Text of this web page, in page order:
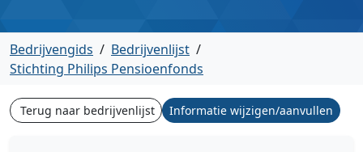
Bedrijvengids / Bedrijvenlijst /
Stichting Philips Pensioenfonds
Terug naar bedrijvenlijst Informatie wijzigen/aanvullen